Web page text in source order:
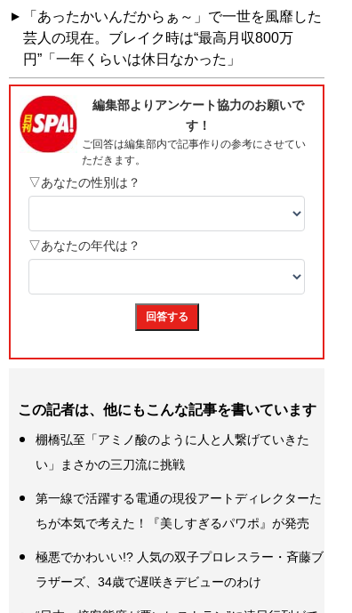
「あったかいんだからぁ～」で一世を風靡した
芸人の現在。ブレイク時は“最高月収800万
円”「一年くらいは休日なかった」
この記者は、他にもこんな記事を書いています
棚橋弘至「アミノ酸のように人と人繋げていきた
い」まさかの三刀流に挑戦
第一線で活躍する電通の現役アートディレクターた
ちが本気で考えた！『美しすぎるパワポ』が発売
極悪でかわいい!? 人気の双子プロレスラー・斉藤ブ
ラザーズ、34歳で遅咲きデビューのわけ